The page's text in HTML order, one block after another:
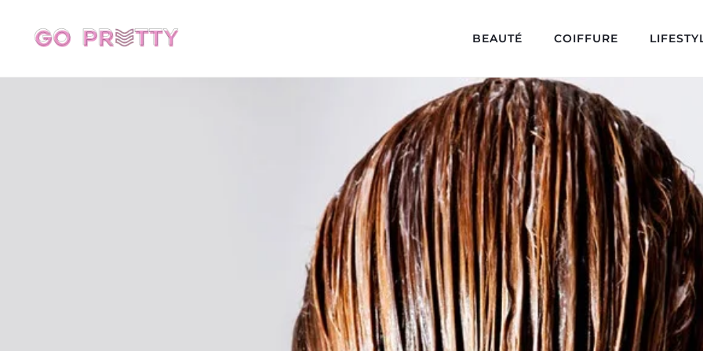
BEAUTÉ COIFFURE